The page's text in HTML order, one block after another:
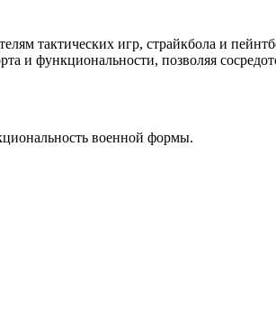
тактических игр, страйкбола и
и функциональности, позволяя
военной формы.